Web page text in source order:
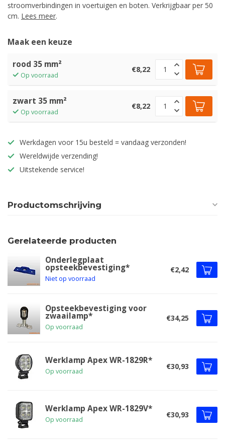
stroomverbindingen in voertuigen en boten. Verkrijgbaar per 50
cm. Lees meer.
Maak een keuze
rood 35 mm²
Op voorraad
€8,22
zwart 35 mm²
Op voorraad
€8,22
Werkdagen voor 15u besteld = vandaag verzonden!
Wereldwijde verzending!
Uitstekende service!
Productomschrijving
Gerelateerde producten
Onderlegplaat
opsteekbevestiging*
Niet op voorraad
€2,42
Opsteekbevestiging voor
zwaailamp*
Op voorraad
€34,25
Werklamp Apex WR-1829R*
Op voorraad
€30,93
Werklamp Apex WR-1829V*
Op voorraad
€30,93